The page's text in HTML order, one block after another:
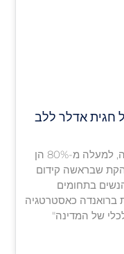
חגית אדלר ללב
"ברואנדה יש רוב מוחלט לנשים בממשלה, למעלה מ-80% הן
שבראשה קידום
בתחומים
ברואנדה כאסטרטגיה
של המדינה"